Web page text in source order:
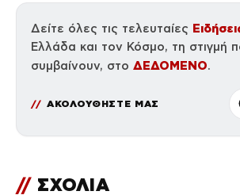
Δείτε όλες τις τελευταίες
Ελλάδα και τον Κόσμο, τη στιγμή
συμβαίνουν, στο ΔΕΔΟΜΕΝΟ.
ΑΚΟΛΟΥΘΗΣΤΕ ΜΑΣ
// ΣΧΟΛΙΑ